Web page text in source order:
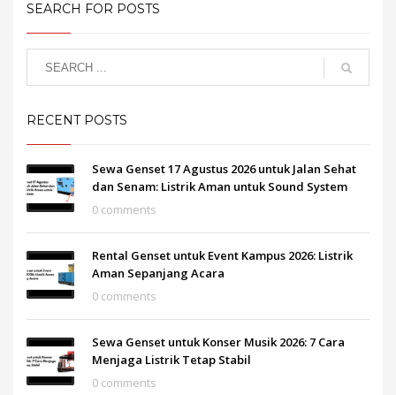
SEARCH FOR POSTS
RECENT POSTS
Sewa Genset 17 Agustus 2026 untuk Jalan Sehat
dan Senam: Listrik Aman untuk Sound System
0 comments
Rental Genset untuk Event Kampus 2026: Listrik
Aman Sepanjang Acara
0 comments
Sewa Genset untuk Konser Musik 2026: 7 Cara
Menjaga Listrik Tetap Stabil
0 comments